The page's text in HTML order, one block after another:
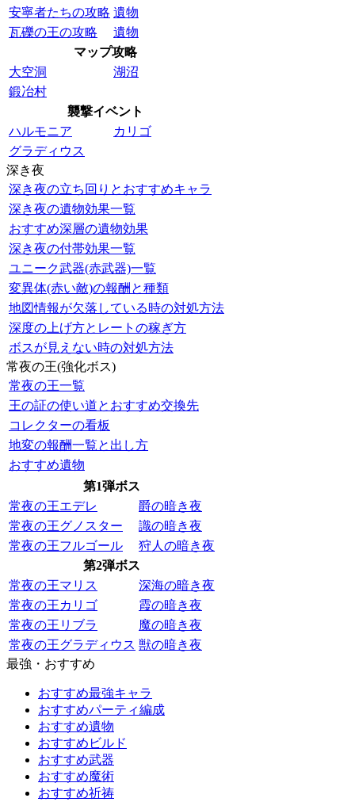
安寧者たちの攻略 遺物
瓦礫の王の攻略
遺物
マップ攻略
大空洞
湖沼
鍛冶村
襲撃イベント
ハルモニア
カリゴ
グラディウス
深き夜
深き夜の立ち回りとおすすめキャラ
深き夜の遺物効果一覧
おすすめ深層の遺物効果
深き夜の付帯効果一覧
ユニーク武器(赤武器)一覧
変異体(赤い敵)の報酬と種類
地図情報が欠落している時の対処方法
深度の上げ方とレートの稼ぎ方
ボスが見えない時の対処方法
常夜の王(強化ボス)
常夜の王一覧
王の証の使い道とおすすめ交換先
コレクターの看板
地変の報酬一覧と出し方
おすすめ遺物
第1弾ボス
常夜の王エデレ
爵の暗き夜
常夜の王グノスター
識の暗き夜
常夜の王フルゴール
狩人の暗き夜
第2弾ボス
常夜の王マリス
深海の暗き夜
常夜の王カリゴ
霞の暗き夜
常夜の王リブラ
魔の暗き夜
常夜の王グラディウス 獣の暗き夜
最強・おすすめ
おすすめ最強キャラ
おすすめパーティ編成
おすすめ遺物
おすすめビルド
おすすめ武器
おすすめ魔術
おすすめ祈祷